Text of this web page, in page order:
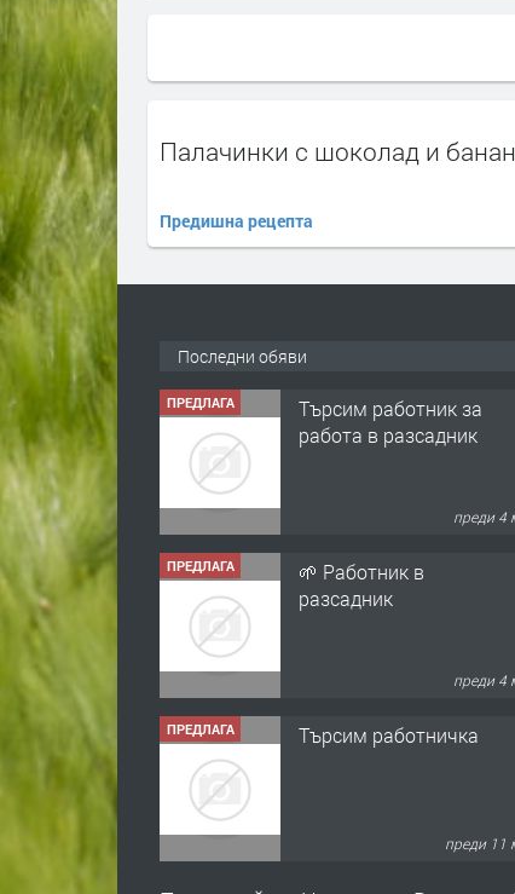
Палачинки с шоколад и
Предишна рецепта
Последни обяви
ПРЕДЛАГА
Търсим работник за
работа в разсадник
преди 4
ПРЕДЛАГА
🌱 Работник в
разсадник
преди 4
ПРЕДЛАГА Търсим работничка
преди 11